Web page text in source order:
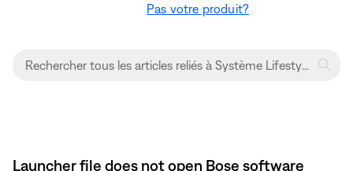
Pas votre produit?
Launcher file does not open Bose software